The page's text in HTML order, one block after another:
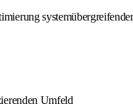
Umfeld